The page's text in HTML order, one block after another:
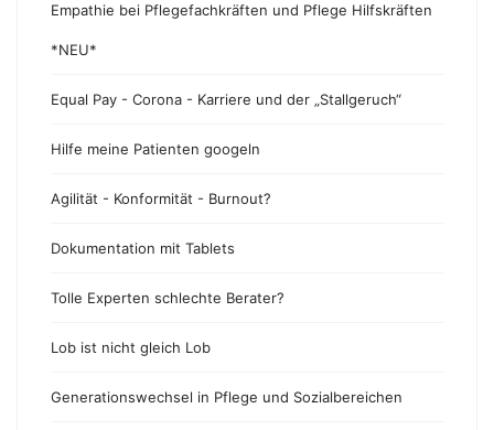
Empathie bei Pflegefachkräften und Pflege Hilfskräften
*NEU*
Equal Pay - Corona - Karriere und der „Stallgeruch“
Hilfe meine Patienten googeln
Agilität - Konformität - Burnout?
Dokumentation mit Tablets
Tolle Experten schlechte Berater?
Lob ist nicht gleich Lob
Generationswechsel in Pflege und Sozialbereichen